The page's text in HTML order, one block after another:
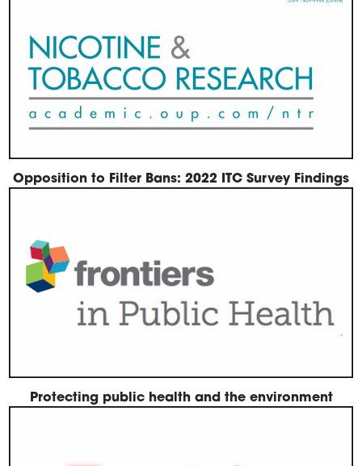
Opposition to Filter Bans: 2022 ITC Survey Findings
Protecting public health and the environment